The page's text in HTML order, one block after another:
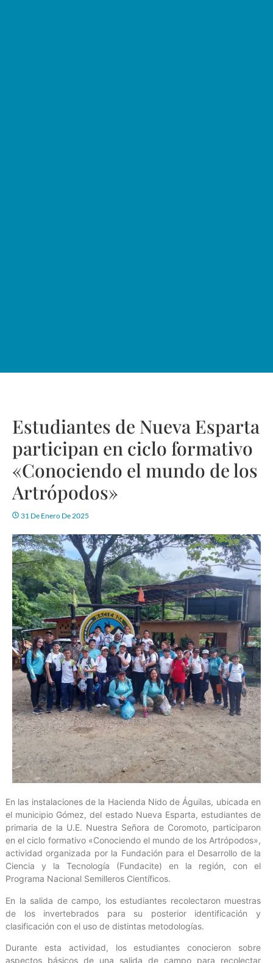
Estudiantes de Nueva Esparta
participan en ciclo formativo
«Conociendo el mundo de los
Artrópodos»
31 De Enero De 2025
En las instalaciones de la Hacienda Nido de Águilas, ubicada en
el municipio Gómez, del estado Nueva Esparta, estudiantes de
primaria de la U.E. Nuestra Señora de Coromoto, participaron
en el ciclo formativo «Conociendo el mundo de los Artrópodos»,
actividad organizada por la Fundación para el Desarrollo de la
Ciencia y la Tecnología (Fundacite) en la región, con el
Programa Nacional Semilleros Científicos.
En la salida de campo, los estudiantes recolectaron muestras
de los invertebrados para su posterior identificación y
clasificación con el uso de distintas metodologías.
Durante esta actividad, los estudiantes conocieron sobre
aspectos básicos de una salida de campo para recolectar